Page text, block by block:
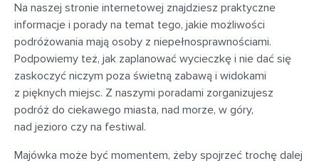
Na naszej stronie internetowej znajdziesz praktyczne
informacje i porady na temat tego, jakie możliwości
podróżowania mają osoby z niepełnosprawnościami.
Podpowiemy też, jak zaplanować wycieczkę i nie dać się
zaskoczyć niczym poza świetną zabawą i widokami
z pięknych miejsc. Z naszymi poradami zorganizujesz
podróż do ciekawego miasta, nad morze, w góry,
nad jezioro czy na festiwal.
Majówka może być momentem, żeby spojrzeć trochę dalej